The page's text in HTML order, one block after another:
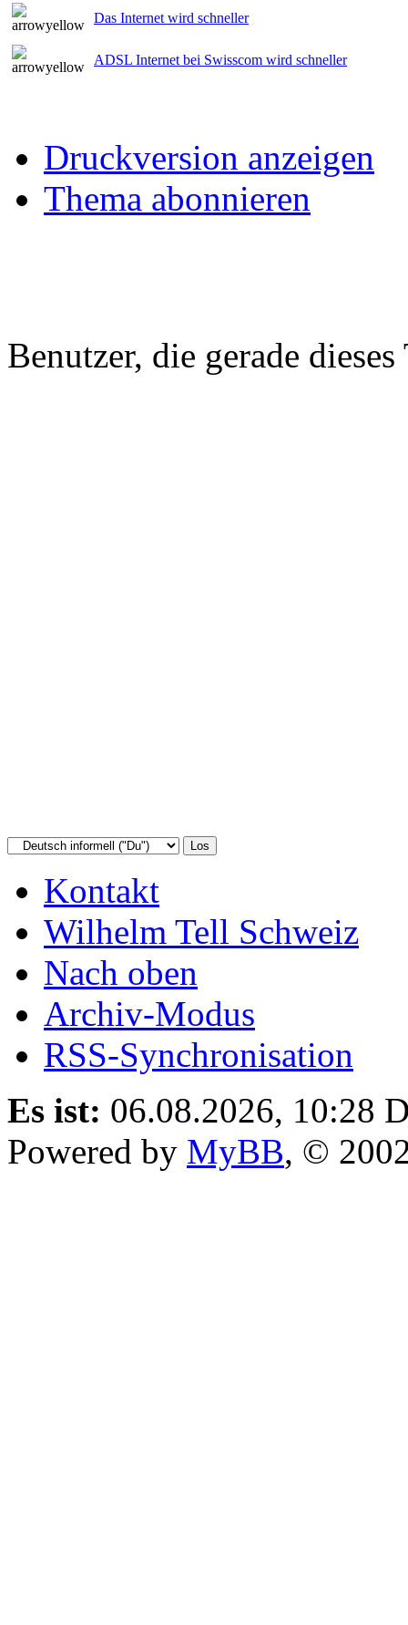
Das Internet wird schneller
ADSL Internet bei Swisscom wird schneller
Druckversion anzeigen
Thema abonnieren
Benutzer, die gerade
Kontakt
Wilhelm Tell Schweiz
Nach oben
Archiv-Modus
RSS-Synchronisation
Es ist: 06.08.2026, 10:28
Powered by MyBB, ©